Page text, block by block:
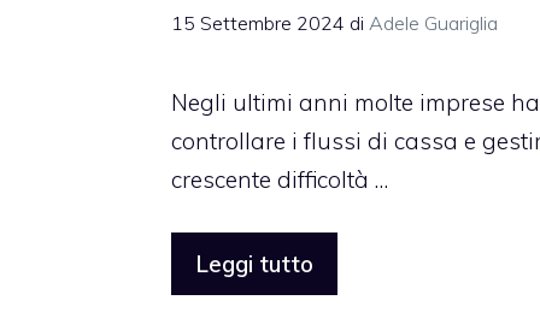
15 Settembre 2024 di Adele Guariglia
Negli ultimi anni molte imprese
controllare i flussi di cassa e
crescente difficoltà …
Leggi tutto